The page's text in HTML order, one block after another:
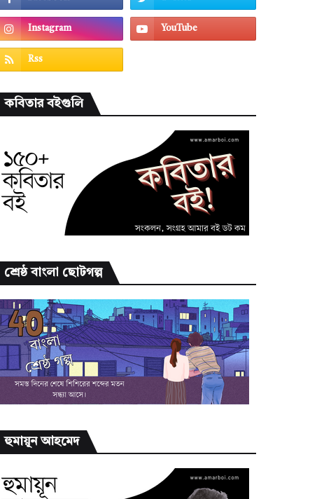
কবিতার বইগুলি
শ্রেষ্ঠ বাংলা ছোটগল্প
হুমায়ূন আহমেদ